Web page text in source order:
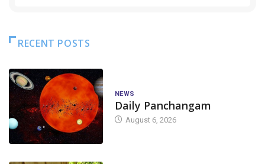
RECENT POSTS
NEWS
Daily Panchangam
August 6, 2026